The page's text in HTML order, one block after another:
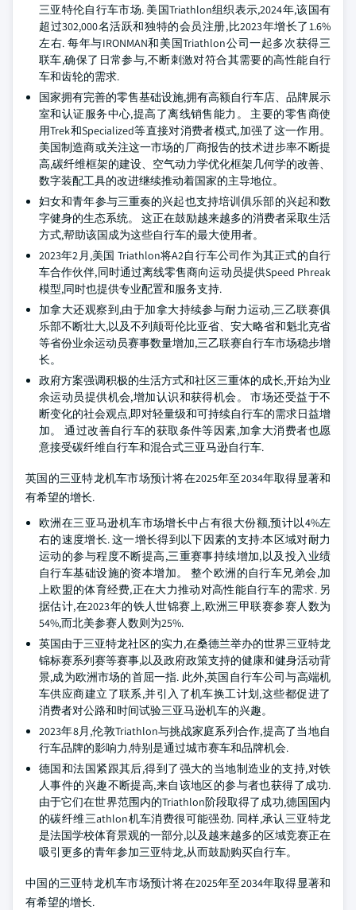
三亚特伦自行车市场. 美国Triathlon组织表示,2024年,该国有
超过302,000名活跃和独特的会员注册,比2023年增长了1.6%
左右. 每年与IRONMAN和美国Triathlon公司一起多次获得三
联车,确保了日常参与,不断刺激对符合其需要的高性能自行
车和齿轮的需求.
国家拥有完善的零售基础设施,拥有高额自行车店、品牌展示
室和认证服务中心,提高了离线销售能力。 主要的零售商使
用Trek和Specialized等直接对消费者模式,加强了这一作用。
美国制造商或关注这一市场的厂商报告的技术进步率不断提
高,碳纤维框架的建设、空气动力学优化框架几何学的改善、
数字装配工具的改进继续推动着国家的主导地位。
妇女和青年参与三重奏的兴起也支持培训俱乐部的兴起和数
字健身的生态系统。 这正在鼓励越来越多的消费者采取生活
方式,帮助该国成为这些自行车的最大使用者。
2023年2月,美国 Triathlon将A2自行车公司作为其正式的自行
车合作伙伴,同时通过离线零售商向运动员提供Speed Phreak
模型,同时也提供专业配置和服务支持.
加拿大还观察到,由于加拿大持续参与耐力运动,三乙联赛俱
乐部不断壮大,以及不列颠哥伦比亚省、安大略省和魁北克省
等省份业余运动员赛事数量增加,三乙联赛自行车市场稳步增
长。
政府方案强调积极的生活方式和社区三重体的成长,开始为业
余运动员提供机会,增加认识和获得机会。 市场还受益于不
断变化的社会观点,即对轻量级和可持续自行车的需求日益增
加。 通过改善自行车的获取条件等因素,加拿大消费者也愿
意接受碳纤维自行车和混合式三亚马逊自行车.
英国的三亚特龙机车市场预计将在2025年至2034年取得显著和
有希望的增长.
欧洲在三亚马逊机车市场增长中占有很大份额,预计以4%左
右的速度增长. 这一增长得到以下因素的支持:本区域对耐力
运动的参与程度不断提高,三重赛事持续增加,以及投入业绩
自行车基础设施的资本增加。 整个欧洲的自行车兄弟会,加
上欧盟的体育经费,正在大力推动对高性能自行车的需求. 另
据估计,在2023年的铁人世锦赛上,欧洲三甲联赛参赛人数为
54%,而北美参赛人数则为25%.
英国由于三亚特龙社区的实力,在桑德兰举办的世界三亚特龙
锦标赛系列赛等赛事,以及政府政策支持的健康和健身活动背
景,成为欧洲市场的首屈一指. 此外,英国自行车公司与高端机
车供应商建立了联系,并引入了机车换工计划,这些都促进了
消费者对公路和时间试验三亚马逊机车的兴趣。
2023年8月,伦敦Triathlon与挑战家庭系列合作,提高了当地自
行车品牌的影响力,特别是通过城市赛车和品牌机会.
德国和法国紧跟其后,得到了强大的当地制造业的支持,对铁
人事件的兴趣不断提高,来自该地区的参与者也获得了成功.
由于它们在世界范围内的Triathlon阶段取得了成功,德国国内
的碳纤维三athlon机车消费很可能强劲. 同样,承认三亚特龙
是法国学校体育景观的一部分,以及越来越多的区域竞赛正在
吸引更多的青年参加三亚特龙,从而鼓励购买自行车。
中国的三亚特龙机车市场预计将在2025年至2034年取得显著和
有希望的增长.